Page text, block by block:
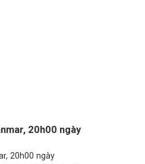
20h00 ngày
20h00 ngày